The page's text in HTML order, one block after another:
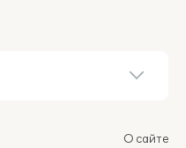
О сайте